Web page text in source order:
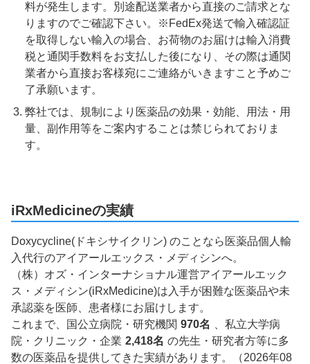
料が発生します。別途配送業者から直接のご請求とな
りますのでご確認下さい。※FedEx発送で輸入確認証
を取得しない輸入の場合、お荷物のお届けは輸入消費
税と通関手数料をお支払した後になり、その際は通関
業者から直接お客様宛にご連絡がいきますこと予めご
了承願います。
弊社では、規制により医薬品の効果・効能、用法・用
量、副作用等をご案内することは禁じられておりま
す。
iRxMedicineの実績
Doxycycline(ドキシサイクリン) のことなら医薬品個人輸
入代行のアイアールエックス・メディシンへ。
（株）オズ・インターナショナル運営アイアールエック
ス・メディシン(iRxMedicine)は入手が困難な医薬品や未
承認薬を医師、患者様にお届けします。
これまで、国公立病院・研究機関 970名
、私立大学病
院・クリニック・企業 2,418名 の先生・研究者方等に多
数の医薬品を提供してきた実績があります。（2026年08